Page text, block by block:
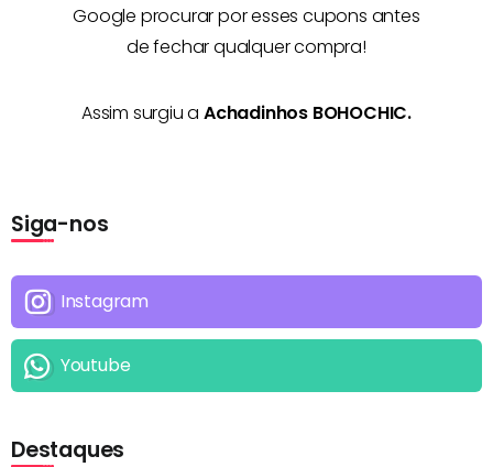
Google procurar por esses cupons antes
de fechar qualquer compra!
Assim surgiu a Achadinhos BOHOCHIC.
Siga-nos
Instagram
Youtube
Destaques